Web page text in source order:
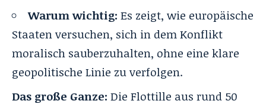
Warum wichtig: Es zeigt, wie europäische
Staaten versuchen, sich in dem Konflikt
moralisch sauberzuhalten, ohne eine klare
geopolitische Linie zu verfolgen.
Das große Ganze: Die Flottille aus rund 50